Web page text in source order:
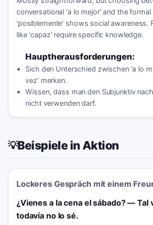
conversational 'a lo mejor' and the formal
'posiblemente' shows social awareness.
like 'capaz' require specific knowledge.
Hauptherausforderungen:
Sich den Unterschied zwischen 'a lo
vez' merken.
Wissen, dass man den Subjunktiv
nicht verwenden darf.
💡Beispiele in Aktion
Lockeres Gespräch mit einem
¿Vienes a la cena el sábado? — Tal
todavía no lo sé.